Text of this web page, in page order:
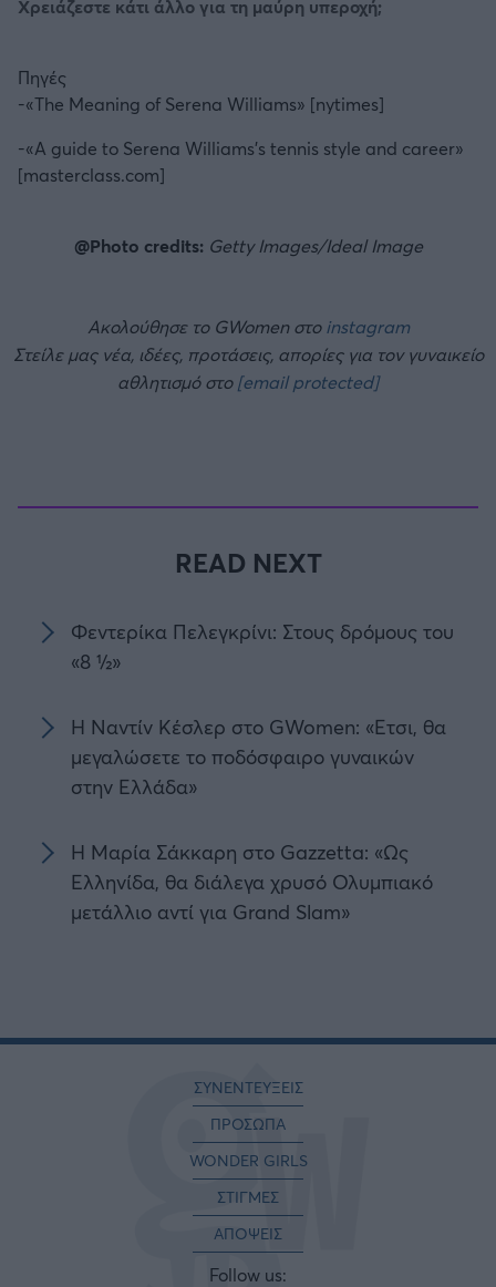
Χρειάζεστε κάτι άλλο για τη μαύρη υπεροχή;
Πηγές
-«The Meaning of Serena Williams» [nytimes]
-«A guide to Serena Williams’s tennis style and career»
[masterclass.com]
@Photo credits: Getty Images/Ideal Image
Ακολούθησε το GWomen στο instagram
Στείλε μας νέα, ιδέες, προτάσεις, απορίες για τον γυναικείο
αθλητισμό στο[email protected]
READ NEXT
Φεντερίκα Πελεγκρίνι: Στους δρόμους του
«8 ½»
H Ναντίν Κέσλερ στο GWomen: «Ετσι, θα
μεγαλώσετε το ποδόσφαιρο γυναικών
στην Ελλάδα»
Η Μαρία Σάκκαρη στο Gazzetta: «Ως
Ελληνίδα, θα διάλεγα χρυσό Ολυμπιακό
μετάλλιο αντί για Grand Slam»
ΣΥΝΕΝΤΕΥΞΕΙΣ
ΠΡΟΣΩΠΑ
WONDER GIRLS
ΣΤΙΓΜΕΣ
ΑΠΟΨΕΙΣ
Follow us: